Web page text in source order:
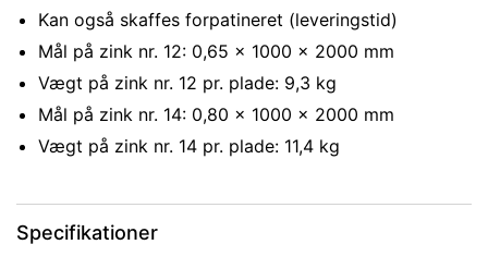
Kan også skaffes forpatineret (leveringstid)
Mål på zink nr. 12: 0,65 x 1000 x 2000 mm
Vægt på zink nr. 12 pr. plade: 9,3 kg
Mål på zink nr. 14: 0,80 x 1000 x 2000 mm
Vægt på zink nr. 14 pr. plade: 11,4 kg
Specifikationer